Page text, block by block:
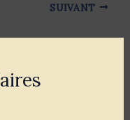
SUIVANT